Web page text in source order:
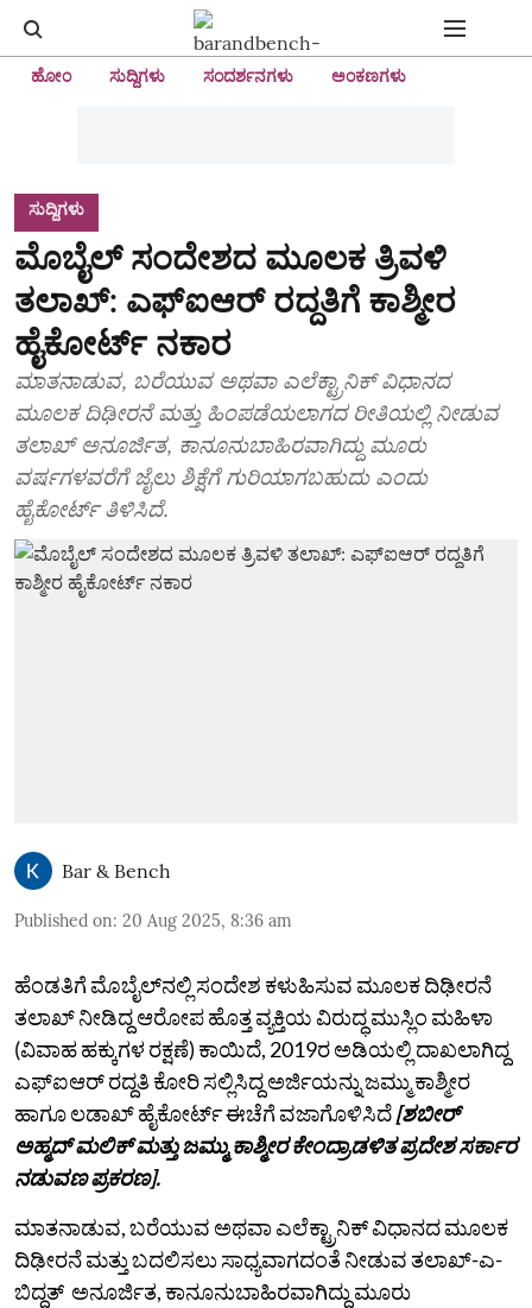
ಹೋಂ ಸುದ್ದಿಗಳು ಸಂದರ್ಶನಗಳು ಅಂಕಣಗಳು
ಸುದ್ದಿಗಳು
ಮೊಬೈಲ್ ಸಂದೇಶದ ಮೂಲಕ ತ್ರಿವಳಿ
ತಲಾಖ್: ಎಫ್ಐಆರ್ ರದ್ದತಿಗೆ ಕಾಶ್ಮೀರ
ಹೈಕೋರ್ಟ್ ನಕಾರ
ಮಾತನಾಡುವ, ಬರೆಯುವ ಅಥವಾ ಎಲೆಕ್ಟ್ರಾನಿಕ್ ವಿಧಾನದ
ಮೂಲಕ ದಿಢೀರನೆ ಮತ್ತು ಹಿಂಪಡೆಯಲಾಗದ ರೀತಿಯಲ್ಲಿ ನೀಡುವ
ತಲಾಖ್ ಅನೂರ್ಜಿತ, ಕಾನೂನುಬಾಹಿರವಾಗಿದ್ದು ಮೂರು
ವರ್ಷಗಳವರೆಗೆ ಜೈಲು ಶಿಕ್ಷೆಗೆ ಗುರಿಯಾಗಬಹುದು ಎಂದು
ಹೈಕೋರ್ಟ್ ತಿಳಿಸಿದೆ.
Bar & Bench
Published on: 20 Aug 2025, 8:36 am
ಹೆಂಡತಿಗೆ ಮೊಬೈಲ್‌ನಲ್ಲಿ ಸಂದೇಶ ಕಳುಹಿಸುವ ಮೂಲಕ ದಿಢೀರನೆ
ತಲಾಖ್‌ ನೀಡಿದ್ದ ಆರೋಪ ಹೊತ್ತ ವ್ಯಕ್ತಿಯ ವಿರುದ್ಧ ಮುಸ್ಲಿಂ ಮಹಿಳಾ
(ವಿವಾಹ ಹಕ್ಕುಗಳ ರಕ್ಷಣೆ) ಕಾಯಿದೆ, 2019ರ ಅಡಿಯಲ್ಲಿ ದಾಖಲಾಗಿದ್ದ
ಎಫ್‌ಐಆರ್‌ ರದ್ದತಿ ಕೋರಿ ಸಲ್ಲಿಸಿದ್ದ ಅರ್ಜಿಯನ್ನು ಜಮ್ಮು ಕಾಶ್ಮೀರ
ಹಾಗೂ ಲಡಾಖ್‌ ಹೈಕೋರ್ಟ್‌ ಈಚೆಗೆ ವಜಾಗೊಳಿಸಿದೆ[ಶಬೀರ್‌
ಅಹ್ಮದ್‌ ಮಲಿಕ್‌ ಮತ್ತು ಜಮ್ಮು ಕಾಶ್ಮೀರ ಕೇಂದ್ರಾಡಳಿತ ಪ್ರದೇಶ ಸರ್ಕಾರ
ನಡುವಣ ಪ್ರಕರಣ].
ಮಾತನಾಡುವ, ಬರೆಯುವ ಅಥವಾ ಎಲೆಕ್ಟ್ರಾನಿಕ್ ವಿಧಾನದ ಮೂಲಕ
ದಿಢೀರನೆ ಮತ್ತು ಬದಲಿಸಲು ಸಾಧ್ಯವಾಗದಂತೆ ನೀಡುವ ತಲಾಖ್-ಎ-
ಬಿದ್ದತ್ ಅನೂರ್ಜಿತ, ಕಾನೂನುಬಾಹಿರವಾಗಿದ್ದು ಮೂರು